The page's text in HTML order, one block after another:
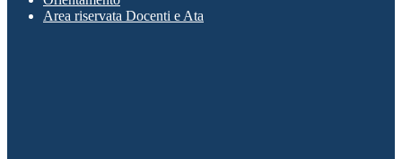
Area riservata Docenti e Ata